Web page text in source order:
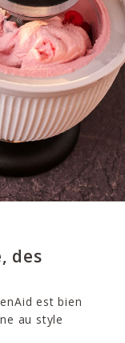
des
est bien
au style